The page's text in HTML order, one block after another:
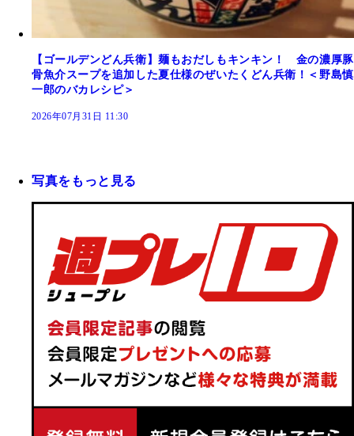
【ゴールデンどん兵衛】麺もおだしもキンキン！ 金の濃厚豚
骨魚介スープを追加した夏仕様のぜいたくどん兵衛！＜野島慎
一郎のバカレシピ＞
2026年07月31日 11:30
写真をもっと見る